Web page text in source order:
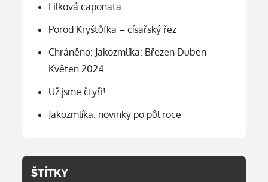
Lilková caponata
Porod Kryštůfka – císařský řez
Chráněno: Jakozmlíka: Březen Duben
Květen 2024
Už jsme čtyři!
Jakozmlíka: novinky po půl roce
ŠTÍTKY